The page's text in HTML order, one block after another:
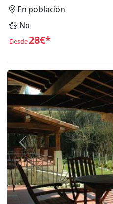
En población
No
Desde28€*
Anterior